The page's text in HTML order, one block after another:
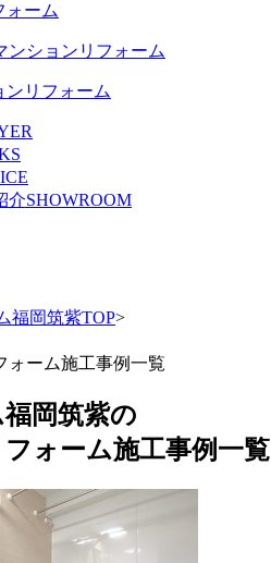
ォーム
ンリフォーム
介SHOWROOM
福岡筑紫TOP>
ォーム施工事例一覧
岡筑紫の
ォーム施工事例一覧